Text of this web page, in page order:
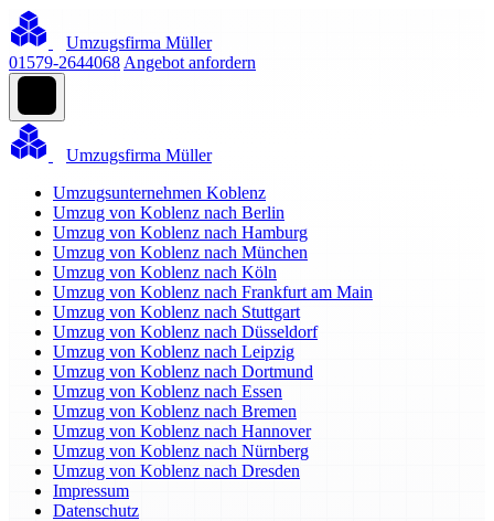
Umzugsfirma Müller
01579-2644068 Angebot anfordern
Umzugsfirma Müller
Umzugsunternehmen Koblenz
Umzug von Koblenz nach Berlin
Umzug von Koblenz nach Hamburg
Umzug von Koblenz nach München
Umzug von Koblenz nach Köln
Umzug von Koblenz nach Frankfurt am Main
Umzug von Koblenz nach Stuttgart
Umzug von Koblenz nach Düsseldorf
Umzug von Koblenz nach Leipzig
Umzug von Koblenz nach Dortmund
Umzug von Koblenz nach Essen
Umzug von Koblenz nach Bremen
Umzug von Koblenz nach Hannover
Umzug von Koblenz nach Nürnberg
Umzug von Koblenz nach Dresden
Impressum
Datenschutz